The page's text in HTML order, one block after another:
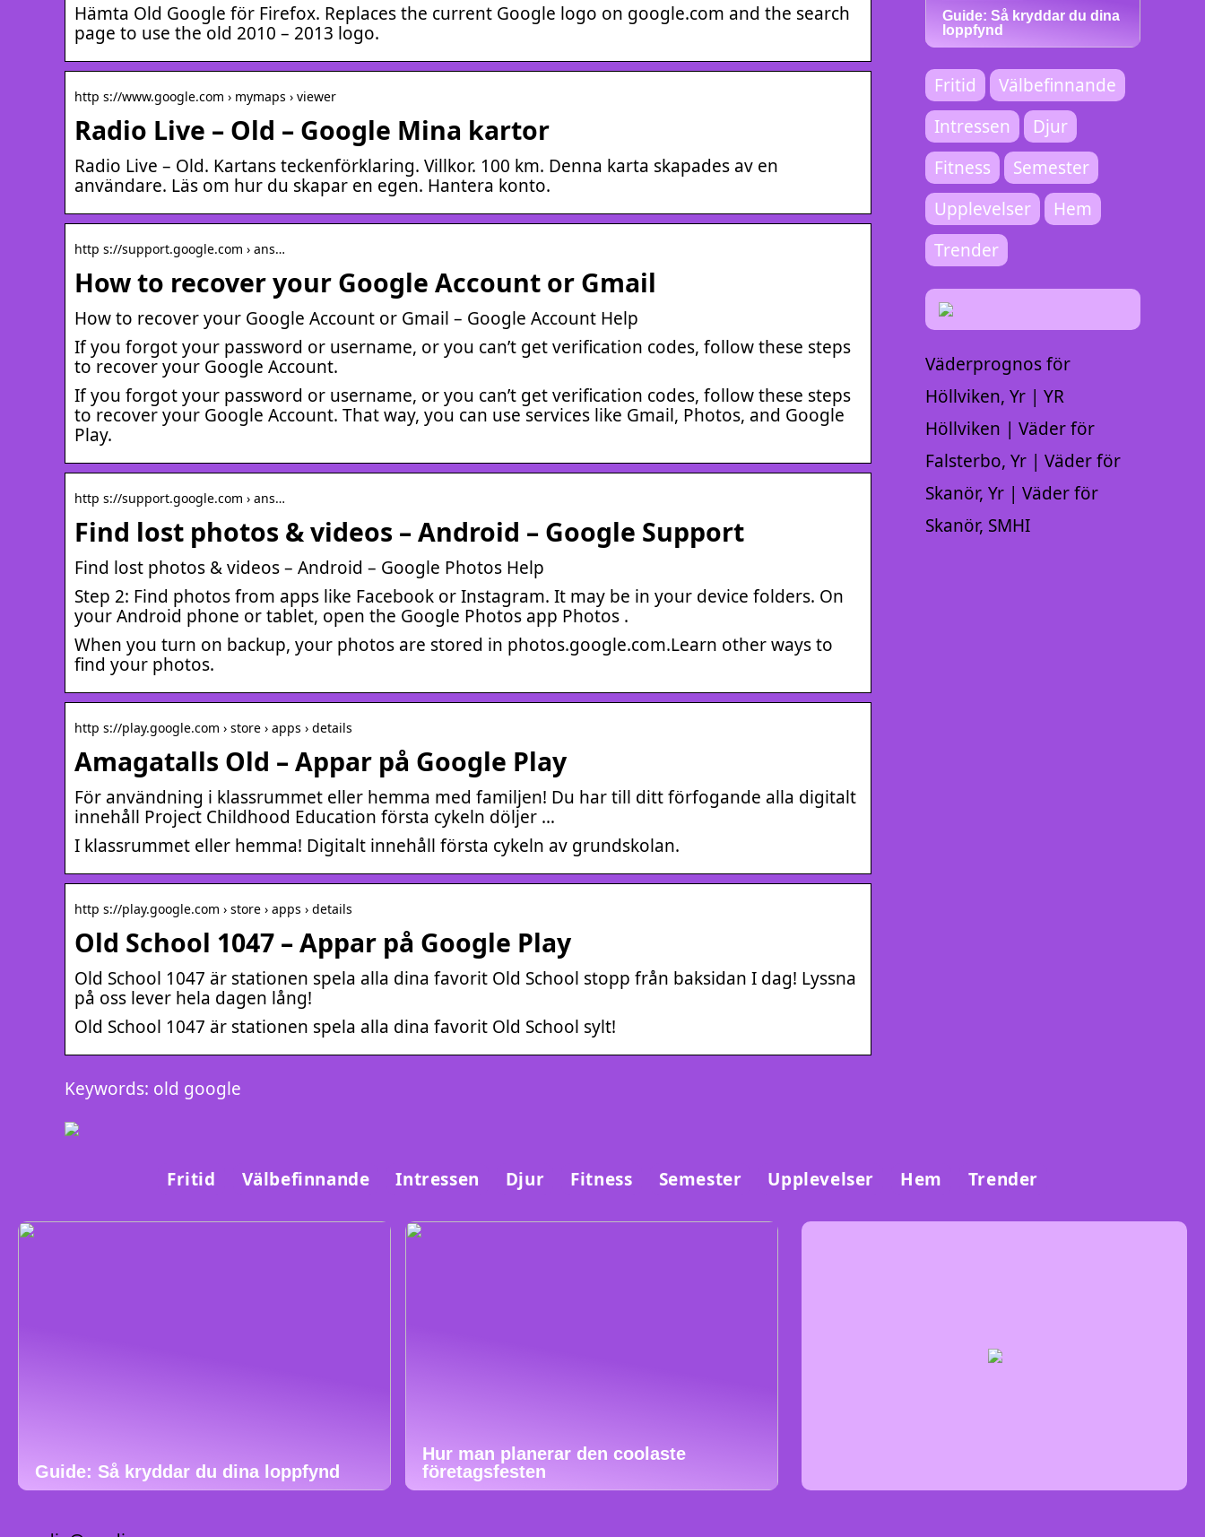
Hämta Old Google för Firefox. Replaces the current Google logo on google.com and the search
page to use the old 2010 – 2013 logo.
http s://www.google.com › mymaps › viewer
Radio Live – Old – Google Mina kartor
Radio Live – Old. Kartans teckenförklaring. Villkor. 100 km. Denna karta skapades av en
användare. Läs om hur du skapar en egen. Hantera konto.
http s://support.google.com › ans…
How to recover your Google Account or Gmail
How to recover your Google Account or Gmail – Google Account Help
If you forgot your password or username, or you can’t get verification codes, follow these steps
to recover your Google Account.
If you forgot your password or username, or you can’t get verification codes, follow these steps
to recover your Google Account. That way, you can use services like Gmail, Photos, and Google
Play.
http s://support.google.com › ans…
Find lost photos & videos – Android – Google Support
Find lost photos & videos – Android – Google Photos Help
Step 2: Find photos from apps like Facebook or Instagram. It may be in your device folders. On
your Android phone or tablet, open the Google Photos app Photos .
When you turn on backup, your photos are stored in photos.google.com.Learn other ways to
find your photos.
http s://play.google.com › store › apps › details
Amagatalls Old – Appar på Google Play
För användning i klassrummet eller hemma med familjen! Du har till ditt förfogande alla digitalt
innehåll Project Childhood Education första cykeln döljer …
I klassrummet eller hemma! Digitalt innehåll första cykeln av grundskolan.
http s://play.google.com › store › apps › details
Old School 1047 – Appar på Google Play
Old School 1047 är stationen spela alla dina favorit Old School stopp från baksidan I dag! Lyssna
på oss lever hela dagen lång!
Old School 1047 är stationen spela alla dina favorit Old School sylt!
Keywords: old google
Guide: Så kryddar du dina
loppfynd
Fritid
Välbefinnande
Intressen
Djur
Fitness
Semester
Upplevelser
Hem
Trender
Väderprognos för
Höllviken, Yr | YR
Höllviken | Väder för
Falsterbo, Yr | Väder för
Skanör, Yr | Väder för
Skanör, SMHI
Fritid Välbefinnande Intressen Djur Fitness Semester Upplevelser Hem Trender
Guide: Så kryddar du dina loppfynd
Hur man planerar den coolaste
företagsfesten